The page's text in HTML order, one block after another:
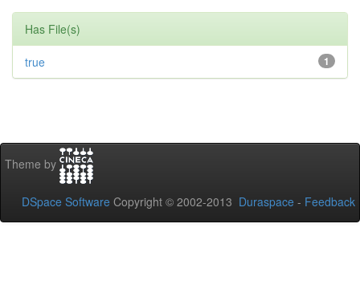
Has File(s)
1
true
Theme by
DSpace Software Copyright © 2002-2013 Duraspace - Feedback